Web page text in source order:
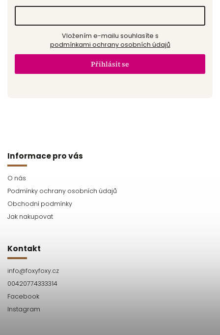
podmínkami ochrany osobních údajů
Přihlásit se
Informace pro vás
O nás
Podmínky ochrany osobních údajů
Obchodní podmínky
Jak nakupovat
Kontakt
info@foxyfoxy.cz
00420774333314
Facebook
Instagram